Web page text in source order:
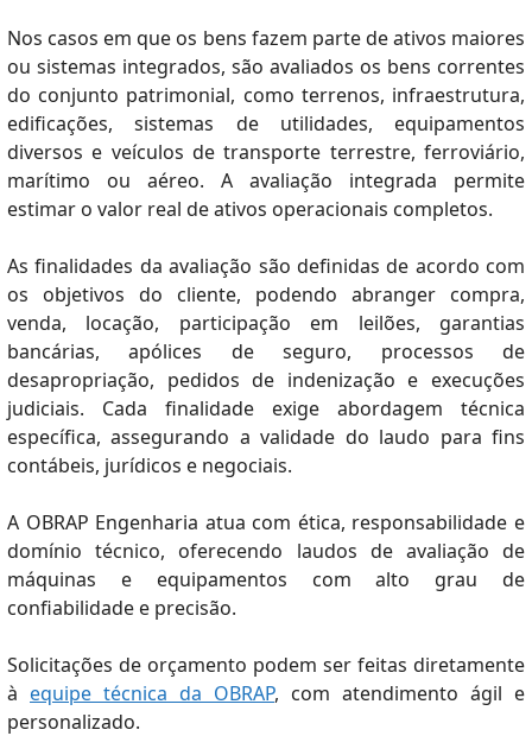
Nos casos em que os bens fazem parte de ativos maiores
ou sistemas integrados, são avaliados os bens correntes
do conjunto patrimonial, como terrenos, infraestrutura,
edificações, sistemas de utilidades, equipamentos
diversos e veículos de transporte terrestre, ferroviário,
marítimo ou aéreo. A avaliação integrada permite
estimar o valor real de ativos operacionais completos.
As finalidades da avaliação são definidas de acordo com
os objetivos do cliente, podendo abranger compra,
venda, locação, participação em leilões, garantias
bancárias, apólices de seguro, processos de
desapropriação, pedidos de indenização e execuções
judiciais. Cada finalidade exige abordagem técnica
específica, assegurando a validade do laudo para fins
contábeis, jurídicos e negociais.
A OBRAP Engenharia atua com ética, responsabilidade e
domínio técnico, oferecendo laudos de avaliação de
máquinas e equipamentos com alto grau de
confiabilidade e precisão.
Solicitações de orçamento podem ser feitas diretamente
à equipe técnica da OBRAP, com atendimento ágil e
personalizado.